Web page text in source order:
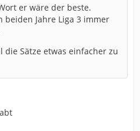
er wäre der beste.
Jahre Liga 3 immer
die Sätze etwas einfacher zu